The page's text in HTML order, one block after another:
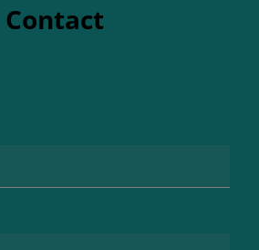
Contact